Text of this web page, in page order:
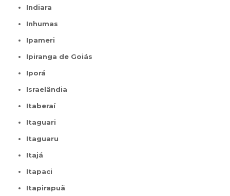
Indiara
Inhumas
Ipameri
Ipiranga de Goiás
Iporá
Israelândia
Itaberaí
Itaguari
Itaguaru
Itajá
Itapaci
Itapirapuã